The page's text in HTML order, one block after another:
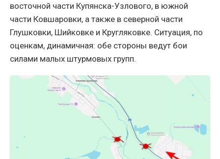
восточной части Купянска-Узлового, в южной
части Ковшаровки, а также в северной части
Глушковки, Шийковке и Кругляковке. Ситуация, по
оценкам, динамичная: обе стороны ведут бои
силами малых штурмовых групп.